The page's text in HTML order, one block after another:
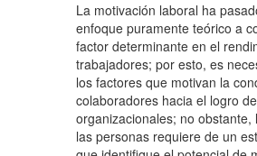
La motivación laboral ha
enfoque puramente teórico a
factor determinante en el
trabajadores; por esto, es
los factores que motivan la
colaboradores hacia el logro
organizacionales; no obstante,
las personas requiere de un